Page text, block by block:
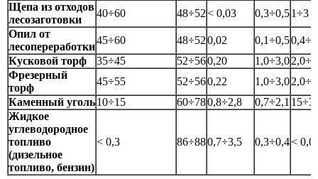
Щепа из отходов
лесозаготовки
40÷60 48÷52< 0,03 0,3÷0,51÷3
Опил от
лесопереработки
45÷60 48÷520,02 0,1÷0,5
Кусковой торф
35÷45 52÷560,20 1,0÷3,0
Фрезерный
торф
45÷55 52÷560,22 1,0÷3,0
Каменный уголь10÷15 60÷780,8÷2,8 0,7÷2,1
Жидкое
углеводородное
топливо
(дизельное
топливо, бензин)
< 0,3 86÷880,7÷3,5 0,3÷0,4<